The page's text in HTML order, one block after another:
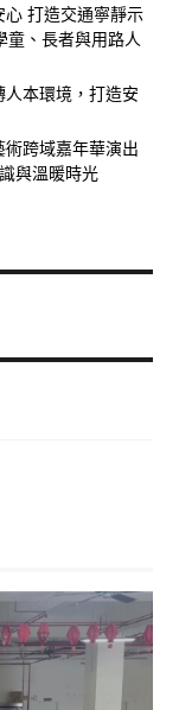
心 打造交通寧靜示
、長者與用路人
人本環境，打造安
術跨域嘉年華演出
與溫暖時光